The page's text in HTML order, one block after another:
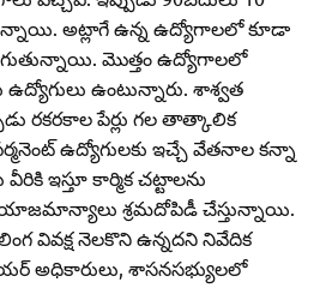
అట్లాగే ఉన్న ఉద్యోగాలలో కూడా
మొత్తం ఉద్యోగాలలో
ఉంటున్నారు. శాశ్వత
రకరకాల పేర్లు గల తాత్కాలిక
ఉద్యోగులకు ఇచ్చే వేతనాల కన్నా
ఇస్తూ కార్మిక చట్టాలను
యాజమాన్యాలు శ్రమదోపిడీ చేస్తున్నాయి.
వివక్ష నెలకొని ఉన్నదని నివేదిక
అధికారులు, శాసనసభ్యులలో